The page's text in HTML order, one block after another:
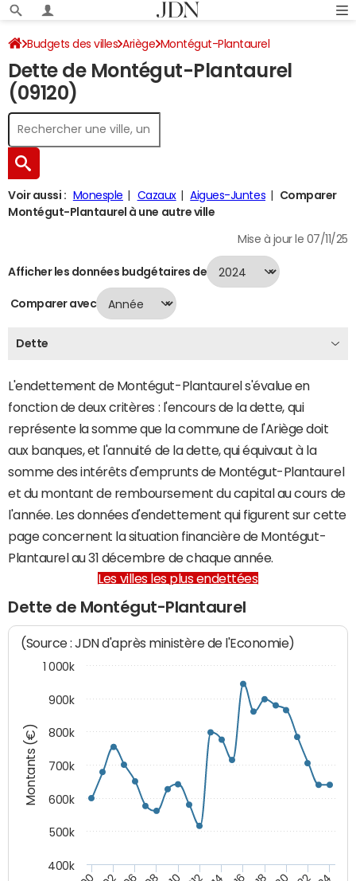
Budgets des villes Ariège Montégut-Plantaurel
Dette au 31/12/2024
Dette de Montégut-Plantaurel
(09120)
Voir aussi : Monesple Cazaux Aigues-Juntes
Comparer
Montégut-Plantaurel à une autre ville
Mise à jour le 07/11/25
Afficher les données budgétaires de
Comparer avec
Dette
L'endettement de Montégut-Plantaurel s'évalue en
fonction de deux critères : l'encours de la dette, qui
représente la somme que la commune de l'Ariège doit
aux banques, et l'annuité de la dette, qui équivaut à la
somme des intérêts d'emprunts de Montégut-Plantaurel
et du montant de remboursement du capital au cours de
l'année. Les données d'endettement qui figurent sur cette
page concernent la situation financière de Montégut-
Plantaurel au 31 décembre de chaque année.
Les villes les plus endettées
Dette de Montégut-Plantaurel
Montants (€)
(Source : JDN d'après ministère de l'Economie)
400k
500k
600k
700k
800k
900k
1 000k